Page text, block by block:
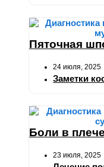
Пяточная
24 июля, 2025
Заметки
Боли в
23 июля, 2025